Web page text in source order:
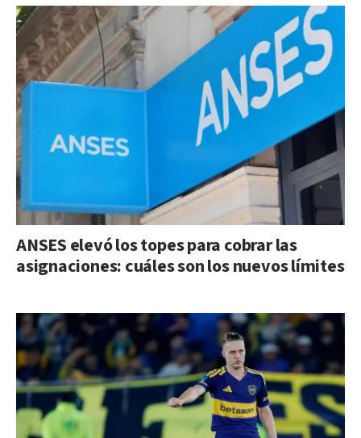
ANSES elevó los topes para cobrar las
asignaciones: cuáles son los nuevos límites